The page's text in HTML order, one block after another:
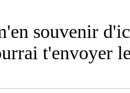
souvenir
t'envoyer